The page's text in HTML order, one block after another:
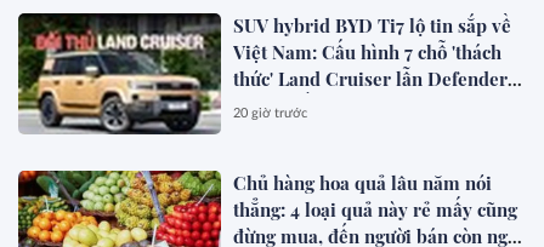
SUV hybrid BYD Ti7 lộ tin sắp về
Việt Nam: Cấu hình 7 chỗ 'thách
thức' Land Cruiser lẫn Defender,
chạy thuần điện hơn 150 km, dự
20 giờ trước
Chủ hàng hoa quả lâu năm nói
thẳng: 4 loại quả này rẻ mấy cũng
đừng mua, đến người bán còn ngại